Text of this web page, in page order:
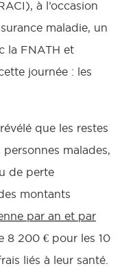
à l’occasion
maladie, un
la FNATH et
journée : les
que les restes
malades,
de perte
montants
par an et par
8 200 € pour les 10
liés à leur santé.